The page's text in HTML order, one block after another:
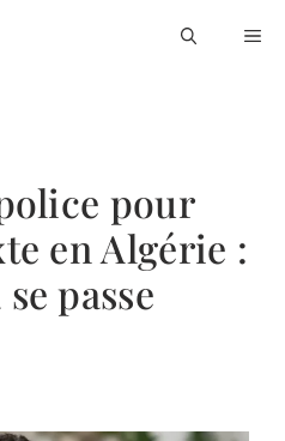
pour
en Algérie :
passe